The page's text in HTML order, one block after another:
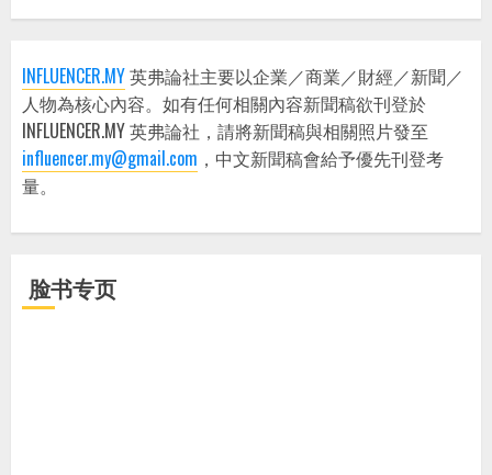
INFLUENCER.MY英弗論社主要以企業／商業／財經／新聞／
人物為核心內容。如有任何相關內容新聞稿欲刊登於
INFLUENCER.MY 英弗論社，請將新聞稿與相關照片發至
influencer.my@gmail.com ，中文新聞稿會給予優先刊登考
量。
脸书专页